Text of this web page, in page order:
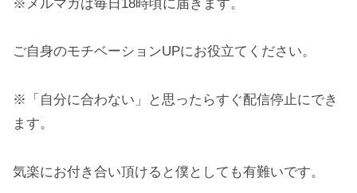
※メルマガは毎日18時頃に届きます。
ご自身のモチベーションUPにお役立てください。
※「自分に合わない」と思ったらすぐ配信停止にでき
ます。
気楽にお付き合い頂けると僕としても有難いです。